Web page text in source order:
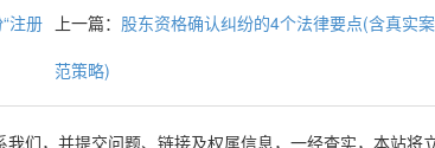
上一篇： 股东资格确认纠纷的4个法律要点(含真实
范策略)
注册
们，并提交问题、链接及权属信息，一经查实，本站将